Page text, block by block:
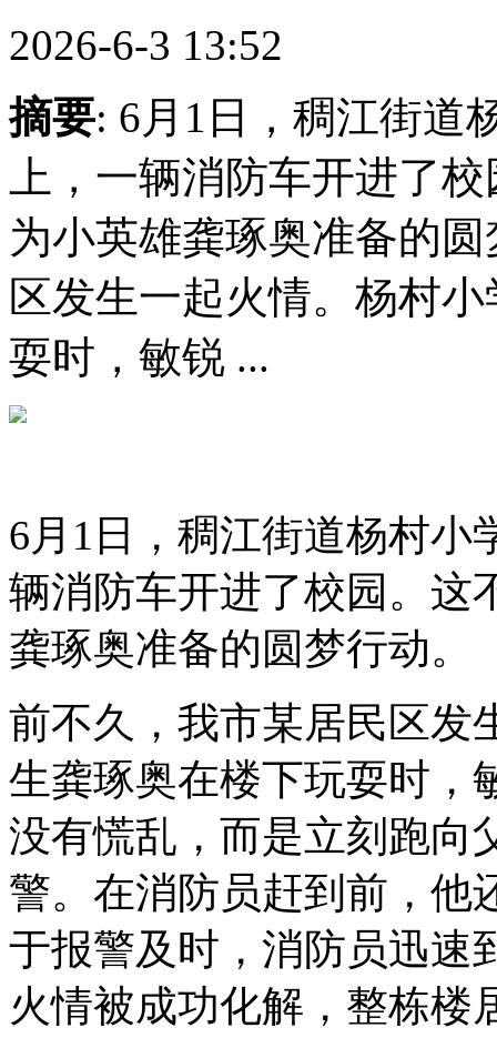
2026-6-3 13:52
摘要: 6月1日，稠江街道
上，一辆消防车开进了
为小英雄龚琢奥准备的
区发生一起火情。杨村
耍时，敏锐 ...
6月1日，稠江街道杨村小
辆消防车开进了校园。这
龚琢奥准备的圆梦行动。
前不久，我市某居民区发
生龚琢奥在楼下玩耍时，
没有慌乱，而是立刻跑向
警。在消防员赶到前，他
于报警及时，消防员迅速
火情被成功化解，整栋楼